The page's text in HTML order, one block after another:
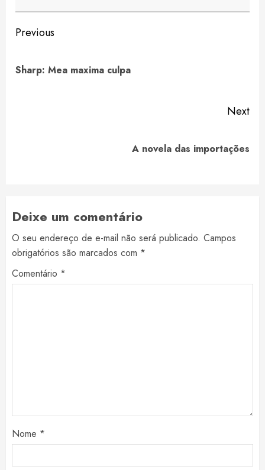
Continue
Reading
Previous
Sharp: Mea maxima culpa
Next
A novela das importações
Deixe um comentário
O seu endereço de e-mail não será publicado. Campos
obrigatórios são marcados com *
Comentário *
Nome *